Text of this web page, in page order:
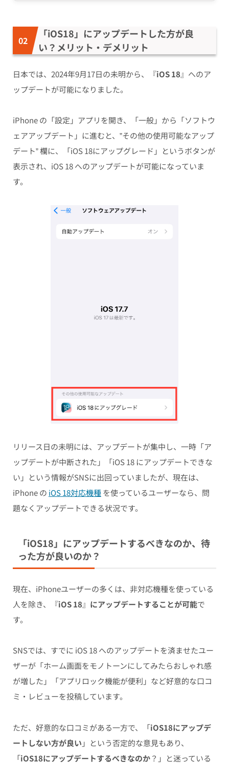
「iOS18」にアップデートした方が良
い？メリット・デメリット
日本では、2024年9月17日の未明から、『iOS 18』へのア
ップデートが可能になりました。
iPhone の「設定」アプリを開き、「一般」から「ソフトウ
ェアアップデート」に進むと、”その他の使用可能なアップ
デート” 欄に、「iOS 18にアップグレード」というボタンが
表示され、iOS 18 へのアップデートが可能になっていま
す。
リリース日の未明には、アップデートが集中し、一時「ア
ップデートが中断された」「iOS 18 にアップデートできな
い」という情報がSNSに出回っていましたが、現在は、
iPhone の iOS 18対応機種を使っているユーザーなら、問
題なくアップデートできる状況です。
「iOS18」にアップデートするべきなのか、待
った方が良いのか？
現在、iPhoneユーザーの多くは、非対応機種を使っている
人を除き、『iOS 18』 にアップデートすることが可能で
す。
SNSでは、すでに iOS 18 へのアップデートを済ませたユー
ザーが「ホーム画面をモノトーンにしてみたらおしゃれ感
が増した」「アプリロック機能が便利」など好意的な口コ
ミ・レビューを投稿しています。
ただ、好意的な口コミがある一方で、「iOS18にアップデ
ートしない方が良い 」という否定的な意見もあり、
「iOS18にアップデートするべきなのか？」と迷っている